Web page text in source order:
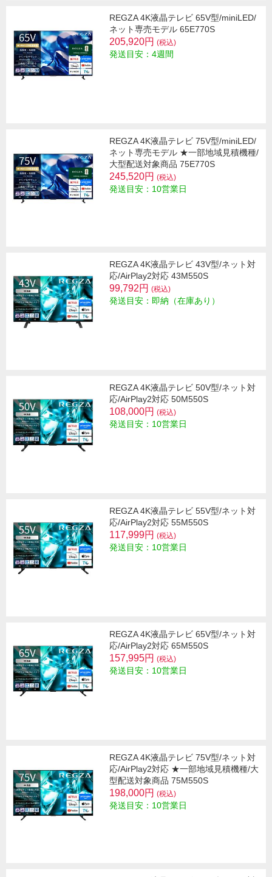
REGZA 4K液晶テレビ 65V型/miniLED/
ネット専売モデル 65E770S
205,920円 (税込)
発送目安：4週間
REGZA 4K液晶テレビ 75V型/miniLED/
ネット専売モデル ★一部地域見積機種/
大型配送対象商品 75E770S
245,520円 (税込)
発送目安：10営業日
REGZA 4K液晶テレビ 43V型/ネット対
応/AirPlay2対応 43M550S
99,792円 (税込)
発送目安：即納（在庫あり）
REGZA 4K液晶テレビ 50V型/ネット対
応/AirPlay2対応 50M550S
108,000円 (税込)
発送目安：10営業日
REGZA 4K液晶テレビ 55V型/ネット対
応/AirPlay2対応 55M550S
117,999円 (税込)
発送目安：10営業日
REGZA 4K液晶テレビ 65V型/ネット対
応/AirPlay2対応 65M550S
157,995円 (税込)
発送目安：10営業日
REGZA 4K液晶テレビ 75V型/ネット対
応/AirPlay2対応 ★一部地域見積機種/大
型配送対象商品 75M550S
198,000円 (税込)
発送目安：10営業日